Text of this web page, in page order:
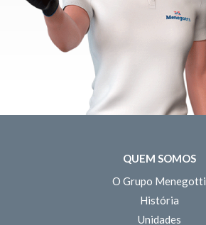
QUEM SOMOS
O Grupo Menegotti
História
Unidades